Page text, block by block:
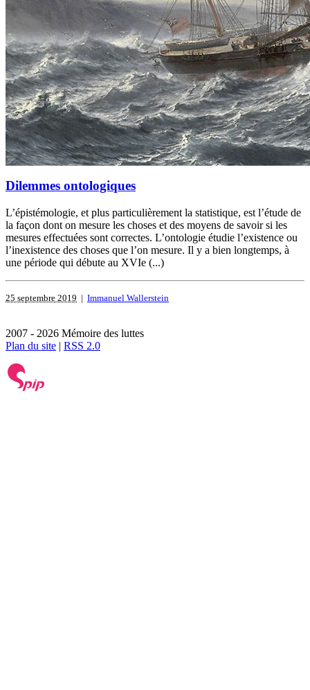
Dilemmes ontologiques
L’épistémologie, et plus particulièrement la statistique, est l’étude de
la façon dont on mesure les choses et des moyens de savoir si les
mesures effectuées sont correctes. L’ontologie étudie l’existence ou
l’inexistence des choses que l’on mesure. Il y a bien longtemps, à
une période qui débute au XVIe (...)
25 septembre 2019 | Immanuel Wallerstein
2007 - 2026 Mémoire des luttes
Plan du site | RSS 2.0